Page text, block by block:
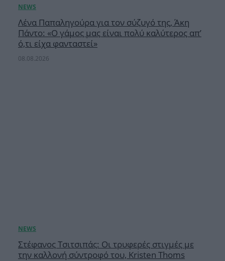
Λένα Παπαληγούρα για τον σύζυγό της, Άκη
Πάντο: «Ο γάμος μας είναι πολύ καλύτερος απ’
ό,τι είχα φανταστεί»
08.08.2026
Στέφανος Τσιτσιπάς: Οι τρυφερές στιγμές με
την καλλονή σύντροφό του, Kristen Thoms